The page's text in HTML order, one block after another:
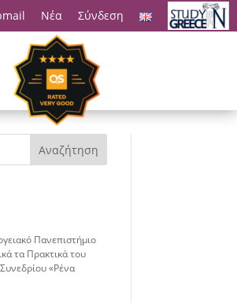
Νέα Σύνδεση
Αναζήτηση
Πανεπιστήμιο
τα Πρακτικά του
«Ρένα